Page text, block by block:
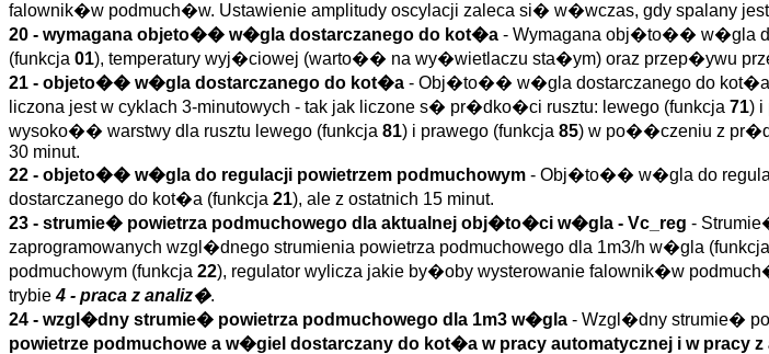
falownik�w podmuch�w. Ustawienie amplitudy oscylacji zaleca si� w�wczas, gdy spalany
20 - wymagana objeto�� w�gla dostarczanego do kot�a - Wymagana obj�to�� w�gla
(funkcja 01), temperatury wyj�ciowej (warto�� na wy�wietlaczu sta�ym) oraz przep�ywu
21 - objeto�� w�gla dostarczanego do kot�a - Obj�to�� w�gla dostarczanego do
liczona jest w cyklach 3-minutowych - tak jak liczone s� pr�dko�ci rusztu: lewego (funkcja 71) i
wysoko�� warstwy dla rusztu lewego (funkcja 81) i prawego (funkcja 85) w po��czeniu z
30 minut.
22 - objeto�� w�gla do regulacji powietrzem podmuchowym - Obj�to�� w�gla do
dostarczanego do kot�a (funkcja 21), ale z ostatnich 15 minut.
23 - strumie� powietrza podmuchowego dla aktualnej obj�to�ci w�gla - Vc_reg -
zaprogramowanych wzgl�dnego strumienia powietrza podmuchowego dla 1m3/h w�gla (funkcja
podmuchowym (funkcja 22), regulator wylicza jakie by�oby wysterowanie falownik�w
trybie4 - praca z analiz�.
24 - wzgl�dny strumie� powietrza podmuchowego dla 1m3 w�gla - Wzgl�dny strumie�
powietrze podmuchowe a w�giel dostarczany do kot�a w pracy automatycznej i w pracy